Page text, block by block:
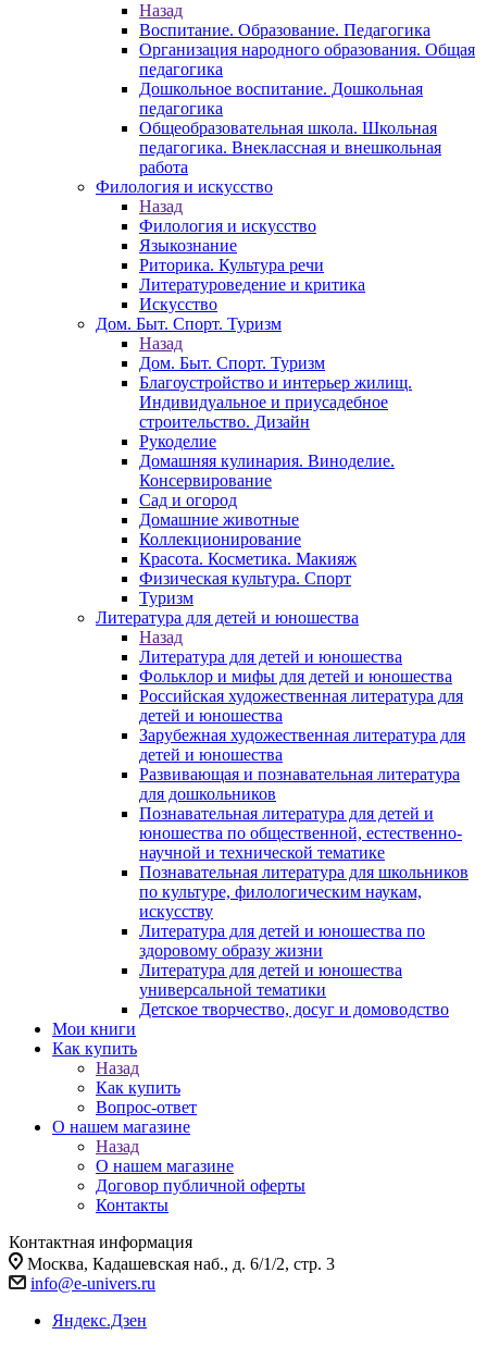
Назад
Воспитание. Образование. Педагогика
Организация народного образования. Общая
педагогика
Дошкольное воспитание. Дошкольная
педагогика
Общеобразовательная школа. Школьная
педагогика. Внеклассная и внешкольная
работа
Филология и искусство
Назад
Филология и искусство
Языкознание
Риторика. Культура речи
Литературоведение и критика
Искусство
Дом. Быт. Спорт. Туризм
Назад
Дом. Быт. Спорт. Туризм
Благоустройство и интерьер жилищ.
Индивидуальное и приусадебное
строительство. Дизайн
Рукоделие
Домашняя кулинария. Виноделие.
Консервирование
Сад и огород
Домашние животные
Коллекционирование
Красота. Косметика. Макияж
Физическая культура. Спорт
Туризм
Литература для детей и юношества
Назад
Литература для детей и юношества
Фольклор и мифы для детей и юношества
Российская художественная литература для
детей и юношества
Зарубежная художественная литература для
детей и юношества
Развивающая и познавательная литература
для дошкольников
Познавательная литература для детей и
юношества по общественной, естественно-
научной и технической тематике
Познавательная литература для школьников
по культуре, филологическим наукам,
искусству
Литература для детей и юношества по
здоровому образу жизни
Литература для детей и юношества
универсальной тематики
Детское творчество, досуг и домоводство
Мои книги
Как купить
Назад
Как купить
Вопрос-ответ
О нашем магазине
Назад
О нашем магазине
Договор публичной оферты
Контакты
Контактная информация
Москва, Кадашевская наб., д. 6/1/2, стр. 3
info@e-univers.ru
Яндекс.Дзен